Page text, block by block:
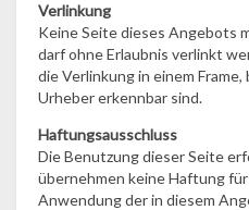
Verlinkung
Keine Seite dieses Angebots
darf ohne Erlaubnis verlinkt
die Verlinkung in einem
Urheber erkennbar sind.
Haftungsausschluss
Die Benutzung dieser Seite
übernehmen keine Haftung
Anwendung der in diesem